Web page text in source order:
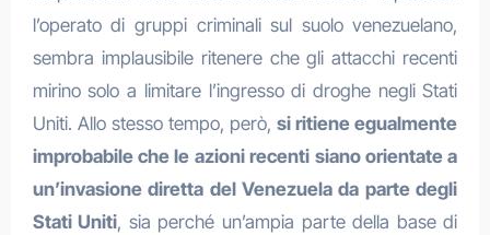
l’operato di gruppi criminali sul suolo venezuelano,
sembra implausibile ritenere che gli attacchi recenti
mirino solo a limitare l’ingresso di droghe negli Stati
Uniti. Allo stesso tempo, però,si ritiene egualmente
improbabile che le azioni recenti siano orientate a
un’invasione diretta del Venezuela da parte degli
Stati Uniti, sia perché un’ampia parte della base di